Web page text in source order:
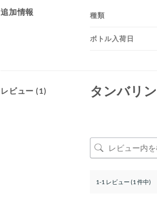
追加情報 種類
ボトル入荷日
レビュー (1) タンバリ
1-1 レビュー (1 件中)